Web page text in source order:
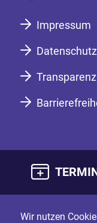
Impressum
Datenschutz
Transparenz
Wir nutzen